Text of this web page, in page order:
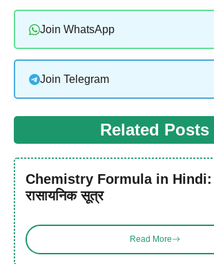
Join WhatsApp
Join Telegram
Related Posts
Chemistry Formula in Hindi:
रासायनिक सूत्र
Read More